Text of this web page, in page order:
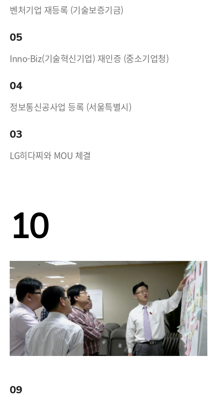
벤처기업 재등록 (기술보증기금)
05
Inno-Biz(기술혁신기업) 재인증 (중소기업청)
04
정보통신공사업 등록 (서울특별시)
03
LG히다찌와 MOU 체결
10
09